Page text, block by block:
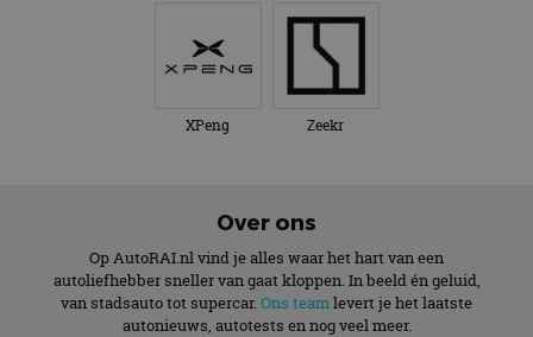
XPeng Zeekr
Over ons
Op AutoRAI.nl vind je alles waar het hart van een
autoliefhebber sneller van gaat kloppen. In beeld én geluid,
van stadsauto tot supercar. Ons teamlevert je het laatste
autonieuws, autotests en nog veel meer.